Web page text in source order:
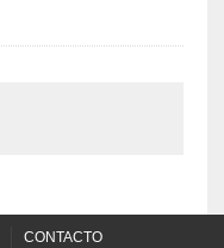
CONTACTO